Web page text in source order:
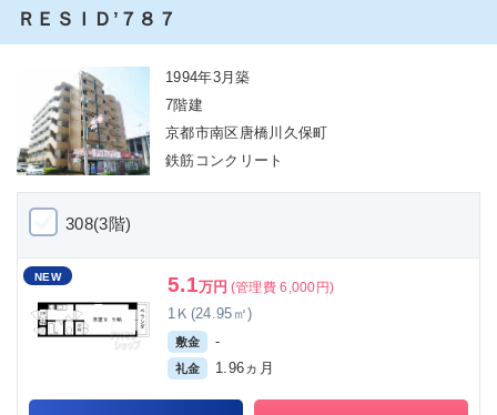
ＲＥＳＩＤ’７８７
1994年3月築
7階建
京都市南区唐橋川久保町
鉄筋コンクリート
308(3階)
NEW 5.1万円 (管理費 6,000円)
1Ｋ(24.95㎡)
敷金 -
礼金 1.96ヵ月